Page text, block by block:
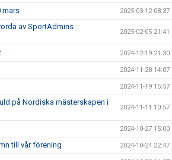
mars 2025-03-12 08:37
av SportAdmins
2025-02-05 21:41
2024-12-19 21:30
2024-11-28 14:07
2024-11-19 15:57
på Nordiska mästerskapen i
2024-11-11 10:57
2024-10-27 15:00
till vår förening 2024-10-24 22:47